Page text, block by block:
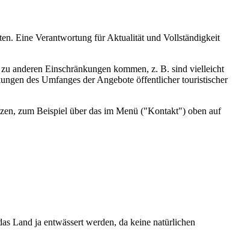
Eine Verantwortung für Aktualität und Vollständigkeit
anderen Einschränkungen kommen, z. B. sind vielleicht
des Umfanges der Angebote öffentlicher touristischer
zum Beispiel über das im Menü ("Kontakt") oben auf
Land ja entwässert werden, da keine natürlichen